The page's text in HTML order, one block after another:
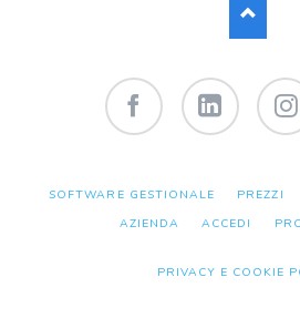
SALTA
NAVIGAZIONE
SOFTWARE GESTIONALE PREZZI
AZIENDA
ACCEDI
PRIVACY E COOKIE